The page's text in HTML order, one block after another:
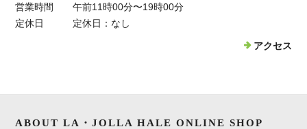
営業時間
午前11時00分〜19時00分
定休日
定休日：なし
アクセス
ABOUT LA・JOLLA HALE ONLINE SHOP